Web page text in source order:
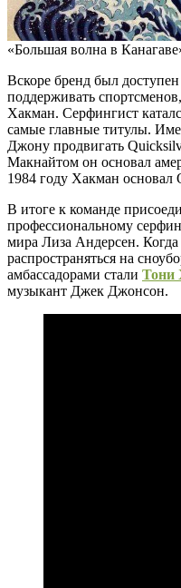
«Большая волна в
Вскоре бренд был
поддерживать
Хакман. Серфингист
самые главные титулы.
Джону продвигать
Макнайтом он основал
1984 году Хакман основал
В итоге к команде
профессиональному
мира Лиза Андерсен. Когда
распространяться на
амбассадорами стали Тони
музыкант Джек Джонсон.